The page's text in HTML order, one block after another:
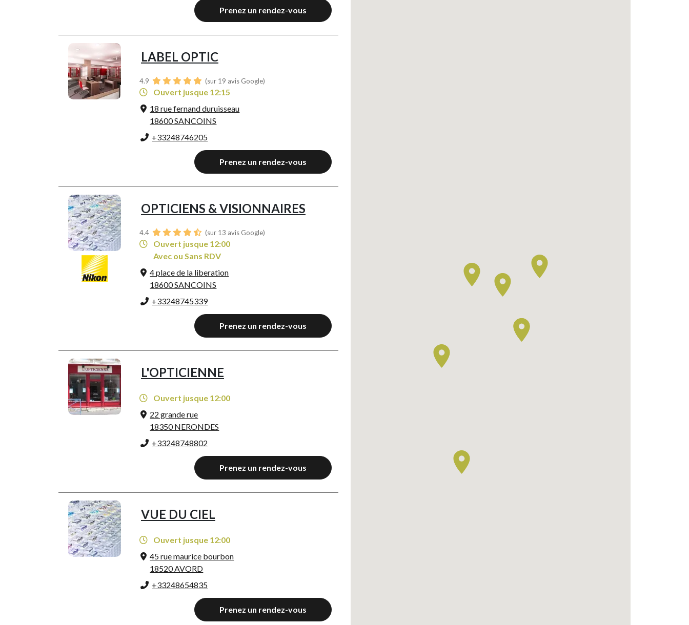
Prenez un rendez-vous
LABEL OPTIC
4.9 (sur 19 avis Google)
Ouvert jusque 12:15
18 rue fernand duruisseau
18600 SANCOINS
+33248746205
Prenez un rendez-vous
OPTICIENS & VISIONNAIRES
4.4 (sur 13 avis Google)
Ouvert jusque 12:00
Avec ou Sans RDV
4 place de la liberation
18600 SANCOINS
+33248745339
Prenez un rendez-vous
L'OPTICIENNE
Ouvert jusque 12:00
22 grande rue
18350 NERONDES
+33248748802
Prenez un rendez-vous
VUE DU CIEL
Ouvert jusque 12:00
45 rue maurice bourbon
18520 AVORD
+33248654835
Prenez un rendez-vous